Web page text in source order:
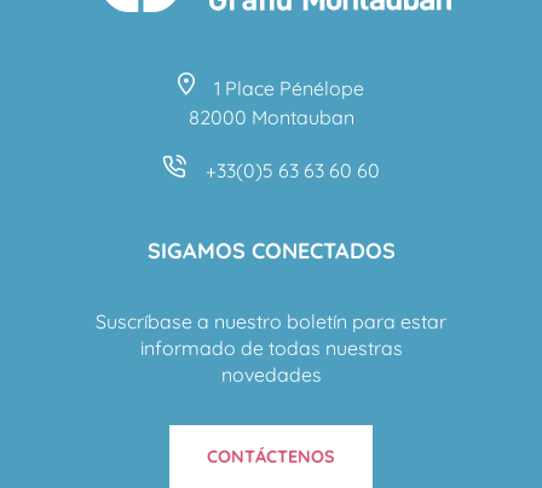
1 Place Pénélope
82000 Montauban
+33(0)5 63 63 60 60
SIGAMOS CONECTADOS
Suscríbase a nuestro boletín para estar
informado de todas nuestras
novedades
CONTÁCTENOS